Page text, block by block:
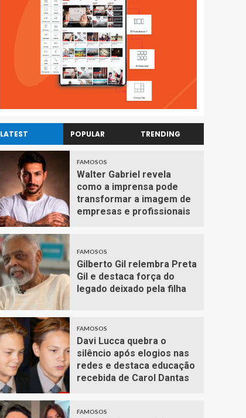
LATEST POPULAR TRENDING
FAMOSOS
Walter Gabriel revela
como a imprensa pode
transformar a imagem de
empresas e profissionais
FAMOSOS
Gilberto Gil relembra Preta
Gil e destaca força do
legado deixado pela filha
FAMOSOS
Davi Lucca quebra o
silêncio após elogios nas
redes e destaca educação
recebida de Carol Dantas
FAMOSOS